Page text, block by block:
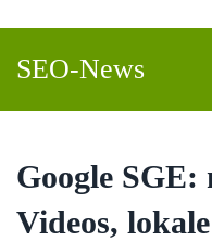
SEO-News
Google
Videos,